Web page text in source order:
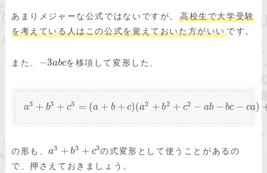
あまりメジャーな公式ではないですが、
高校生で大学受験
を考えている人はこの公式を覚えておいた方がいいです。
また、 −3abcを移項して変形した、
a3 + b3 + c3 = (a + b + c)(a2 + b2 + c2 − ab − bc − ca)
の形も、a3 + b3 + c3の式変形として使うことがあるの
で、押さえておきましょう。